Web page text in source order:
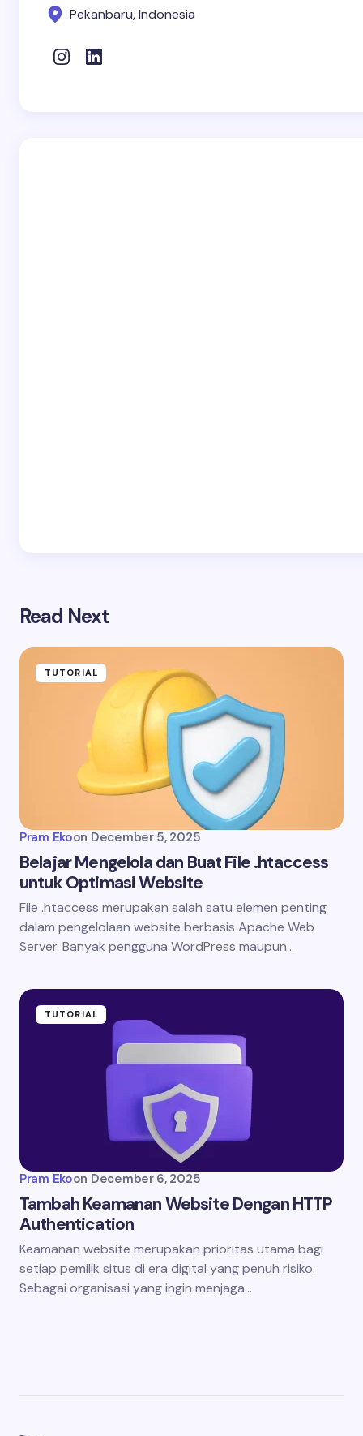
Pekanbaru, Indonesia
Read Next
TUTORIAL
Pram Ekoon December 5, 2025
Belajar Mengelola dan Buat File .htaccess
untuk Optimasi Website
File .htaccess merupakan salah satu elemen penting
dalam pengelolaan website berbasis Apache Web
Server. Banyak pengguna WordPress maupun…
TUTORIAL
Pram Ekoon December 6, 2025
Tambah Keamanan Website Dengan HTTP
Authentication
Keamanan website merupakan prioritas utama bagi
setiap pemilik situs di era digital yang penuh risiko.
Sebagai organisasi yang ingin menjaga…